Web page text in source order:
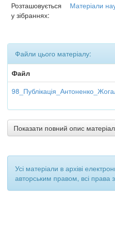
Розташовується
у зібраннях:
Матеріали
Файли цього матеріалу:
Файл
Показати повний опис
Усі матеріали в архіві
авторським правом, всі права